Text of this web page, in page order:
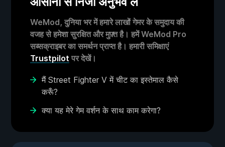
WeMod, दुनिया भर में हमारे लाखों गेमर के समुदाय की
वजह से हमेशा सुरक्षित और मुफ़्त है। हमें WeMod Pro
सब्सक्राइबर का समर्थन प्राप्त है। हमारी समिक्षाएं
Trustpilot पर देखें।
मैं Street Fighter V में चीट का इस्तेमाल कैसे
करूँ?
क्या यह मेरे गेम वर्शन के साथ काम करेगा?